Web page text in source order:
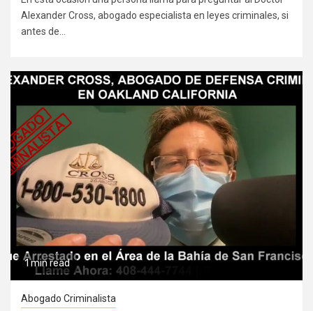
Alexander Cross, abogado especialista en leyes criminales, si
antes de...
1 min read
Abogado Criminalista